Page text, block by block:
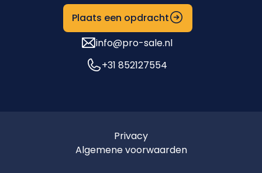
Plaats een opdracht
info@pro-sale.nl
+31 852127554
Privacy
Algemene voorwaarden